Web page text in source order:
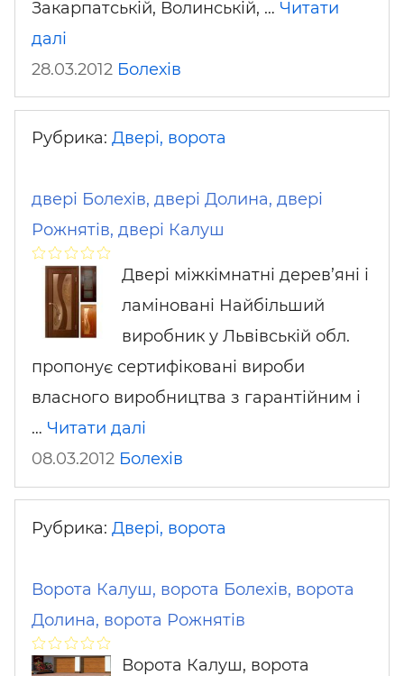
Закарпатській, Волинській, … Читати
далі
28.03.2012 Болехів
Рубрика: Двері, ворота
двері Болехів, двері Долина, двері
Рожнятів, двері Калуш
Двері міжкімнатні дерев’яні і
ламіновані Найбільший
виробник у Львівській обл.
пропонує сертифіковані вироби
власного виробництва з гарантійним і
… Читати далі
08.03.2012 Болехів
Рубрика: Двері, ворота
Ворота Калуш, ворота Болехів, ворота
Долина, ворота Рожнятів
Ворота Калуш, ворота